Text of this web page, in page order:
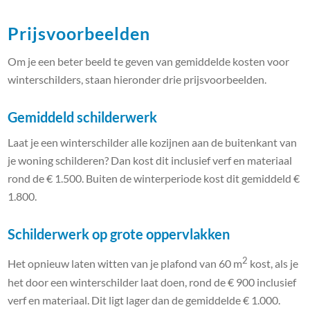
Prijsvoorbeelden
Om je een beter beeld te geven van gemiddelde kosten voor
winterschilders, staan hieronder drie prijsvoorbeelden.
Gemiddeld schilderwerk
Laat je een winterschilder alle kozijnen aan de buitenkant van
je woning schilderen? Dan kost dit inclusief verf en materiaal
rond de € 1.500. Buiten de winterperiode kost dit gemiddeld €
1.800.
Schilderwerk op grote oppervlakken
Het opnieuw laten witten van je plafond van 60 m2 kost, als je
het door een winterschilder laat doen, rond de € 900 inclusief
verf en materiaal. Dit ligt lager dan de gemiddelde € 1.000.